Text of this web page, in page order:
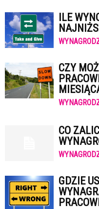
ILE
CZY
CO
GDZIE